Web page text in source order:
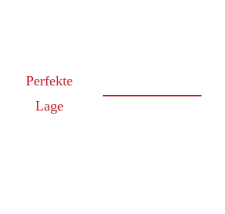
Perfekte
Lage